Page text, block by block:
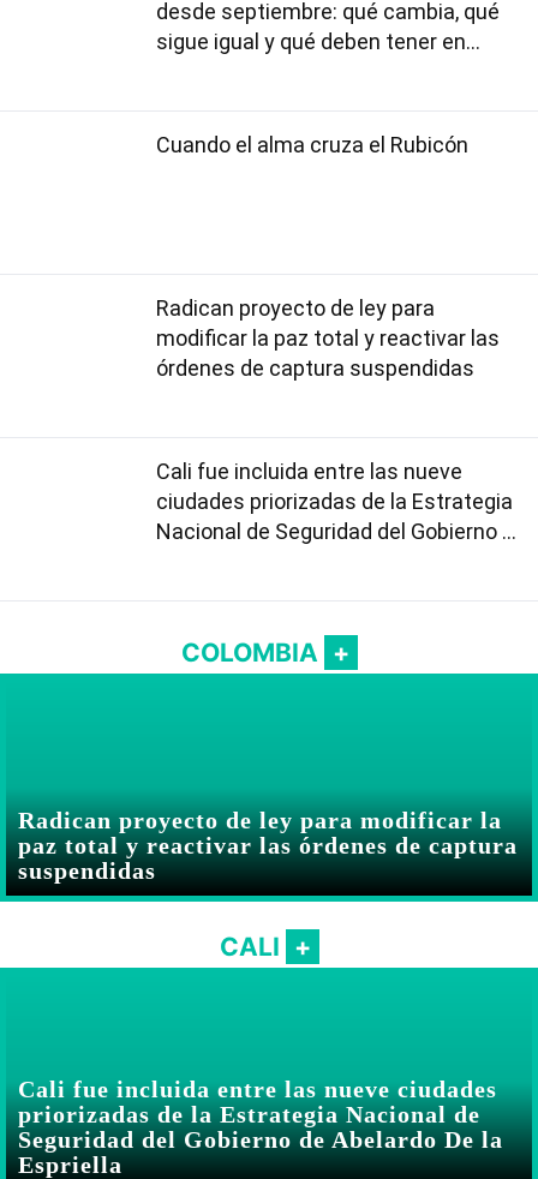
desde septiembre: qué cambia, qué
sigue igual y qué deben tener en
Cuando el alma cruza el Rubicón
Radican proyecto de ley para
modificar la paz total y reactivar las
órdenes de captura suspendidas
Cali fue incluida entre las nueve
ciudades priorizadas de la Estrategia
Nacional de Seguridad del Gobierno de
COLOMBIA
Radican proyecto de ley para modificar la
paz total y reactivar las órdenes de captura
suspendidas
CALI
Cali fue incluida entre las nueve ciudades
priorizadas de la Estrategia Nacional de
Seguridad del Gobierno de Abelardo De la
Espriella